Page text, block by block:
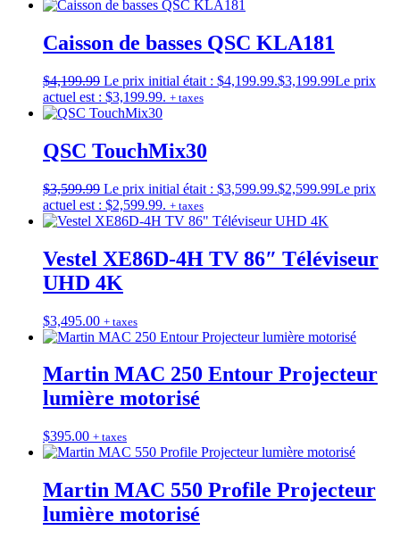
Caisson de basses QSC KLA181
$4,199.99 Le prix initial était : $4,199.99.$3,199.99Le prix
actuel est : $3,199.99. + taxes
QSC TouchMix30
$3,599.99 Le prix initial était : $3,599.99.$2,599.99Le prix
actuel est : $2,599.99. + taxes
Vestel XE86D-4H TV 86″ Téléviseur
UHD 4K
$3,495.00 + taxes
Martin MAC 250 Entour Projecteur
lumière motorisé
$395.00 + taxes
Martin MAC 550 Profile Projecteur
lumière motorisé